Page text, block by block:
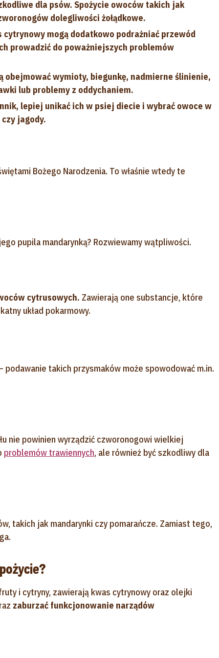
dla psów. Spożycie owoców takich jak
dolegliwości żołądkowe.
mogą dodatkowo podrażniać przewód
prowadzić do poważniejszych problemów
obejmować wymioty, biegunkę, nadmierne ślinienie,
lub problemy z oddychaniem.
lepiej unikać ich w psiej diecie i wybrać owoce w
jagody.
Bożego Narodzenia. To właśnie wtedy te
pupila mandarynką? Rozwiewamy wątpliwości.
cytrusowych. Zawierają one substancje, które
układ pokarmowy.
takich przysmaków może spowodować m.in.
nie powinien wyrządzić czworonogowi wielkiej
problemów trawiennych, ale również być szkodliwy dla
takich jak mandarynki czy pomarańcze. Zamiast tego,
i cytryny, zawierają kwas cytrynowy oraz olejki
zaburzać funkcjonowanie narządów